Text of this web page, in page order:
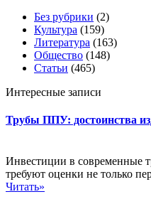
Без рубрики (2)
Культура (159)
Литература (163)
Общество (148)
Статьи (465)
Интересные записи
Трубы ППУ: достоинства
Инвестиции в современные
требуют оценки не только
Читать»